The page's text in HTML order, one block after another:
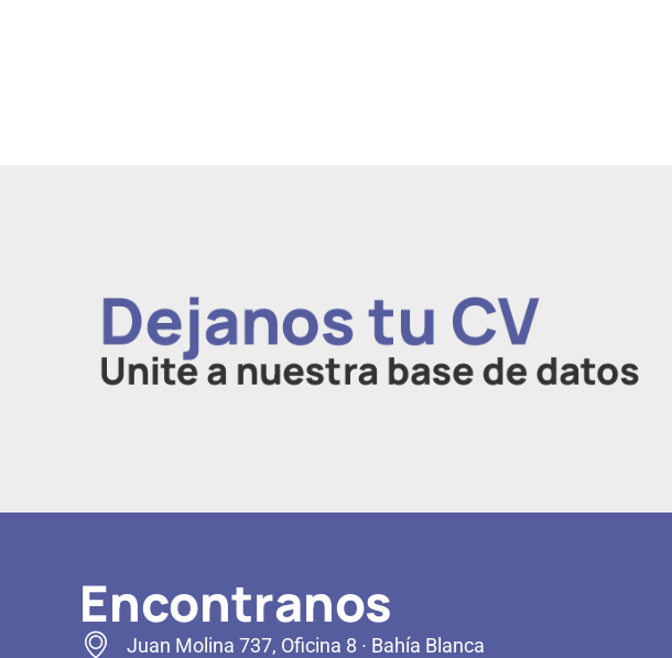
Dejanos tu CV
Unite a nuestra base de datos
Encontranos
Juan Molina 737, Oficina 8 · Bahía Blanca